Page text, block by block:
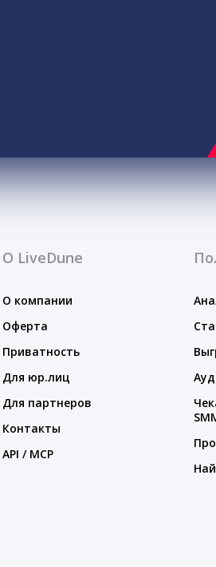
О LiveDune
О компании
Оферта
Приватность
Для юр.лиц
Для партнеров
Контакты
API / MCP